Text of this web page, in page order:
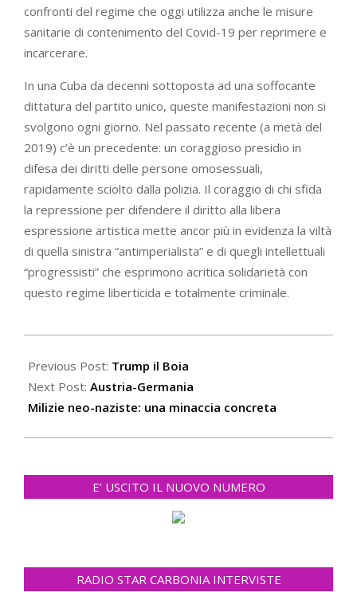
confronti del regime che oggi utilizza anche le misure
sanitarie di contenimento del Covid-19 per reprimere e
incarcerare.
In una Cuba da decenni sottoposta ad una soffocante
dittatura del partito unico, queste manifestazioni non si
svolgono ogni giorno. Nel passato recente (a metà del
2019) c’è un precedente: un coraggioso presidio in
difesa dei diritti delle persone omosessuali,
rapidamente sciolto dalla polizia. Il coraggio di chi sfida
la repressione per difendere il diritto alla libera
espressione artistica mette ancor più in evidenza la viltà
di quella sinistra “antimperialista” e di quegli intellettuali
“progressisti” che esprimono acritica solidarietà con
questo regime liberticida e totalmente criminale.
12-
18
Previous Post: Trump il Boia
Next Post: Austria-Germania
Milizie neo-naziste: una minaccia concreta
E’ USCITO IL NUOVO NUMERO
RADIO STAR CARBONIA INTERVISTE